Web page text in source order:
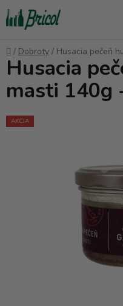
Prejsť
na
obsah
Domov
/ Dobroty / Husacia pečeň
Husacia
masti 140g
AKCIA